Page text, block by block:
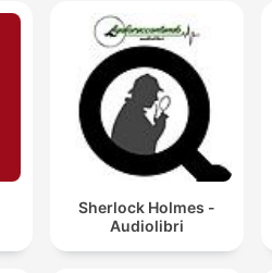
Sherlock Holmes -
Audiolibri